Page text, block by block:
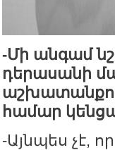
-Մի անգամ
դերասանի
աշխատանքով
համար
-Այնպես չէ,